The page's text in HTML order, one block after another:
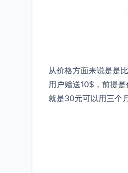
从价格方面来说是是
用户赠送10$，前提
就是30元可以用三个